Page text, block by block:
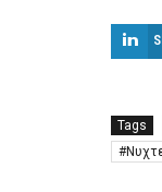
Tags